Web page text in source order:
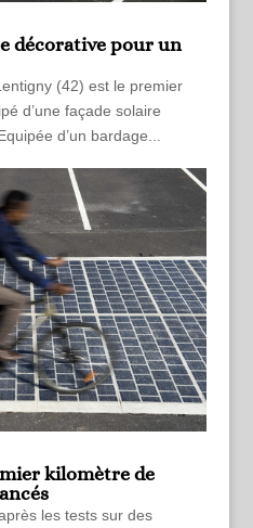
décorative pour un
(42) est le premier
d’une façade solaire
d’un bardage...
kilomètre de
les tests sur des